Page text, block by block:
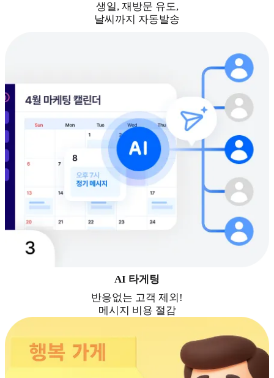
생일, 재방문 유도,
날씨까지 자동발송
AI 타게팅
반응없는 고객 제외!
메시지 비용 절감